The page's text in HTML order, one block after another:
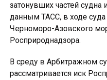
затонувших частей судна
данным ТАСС, в ходе суда
Черноморо-Азовского
Росприроднадзора.
В среду в Арбитражном
рассматривается иск